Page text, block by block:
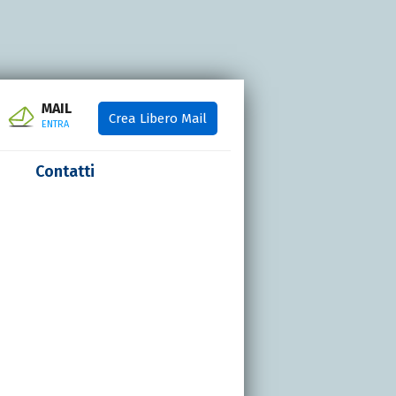
MAIL
ENTRA Crea Libero Mail
Contatti